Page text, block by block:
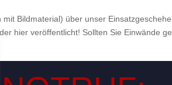
Bildmaterial) über unser
hier veröffentlicht! Sollten Sie Einwände